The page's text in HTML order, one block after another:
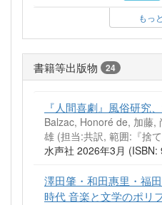
もっ
書籍等出版物 24
『人間喜劇』風俗研究
Balzac, Honoré de, 加藤,
雄 (担当:共訳, 範囲:『捨
水声社 2026年3月
澤田肇・和田惠里・福
時代 音楽と文学のポリ